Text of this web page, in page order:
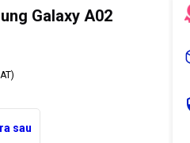
Galaxy A02
sau